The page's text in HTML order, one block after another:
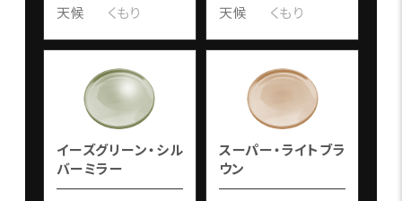
天候
くもり
天候
くもり
イーズグリーン・シル
バーミラー
スーパー・ライトブラ
ウン